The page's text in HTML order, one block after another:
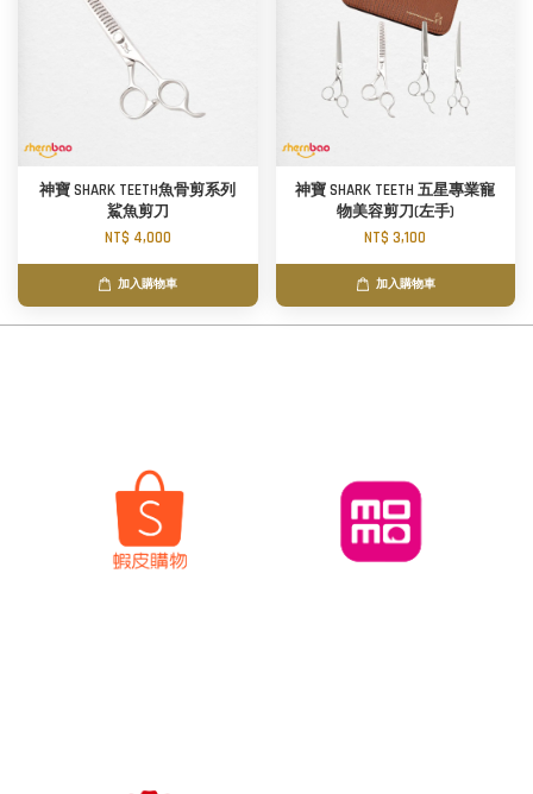
神寶 SHARK TEETH魚骨剪系列
鯊魚剪刀
NT$ 4,000
加入購物車
神寶 SHARK TEETH 五星專業寵
物美容剪刀(左手)
NT$ 3,100
加入購物車